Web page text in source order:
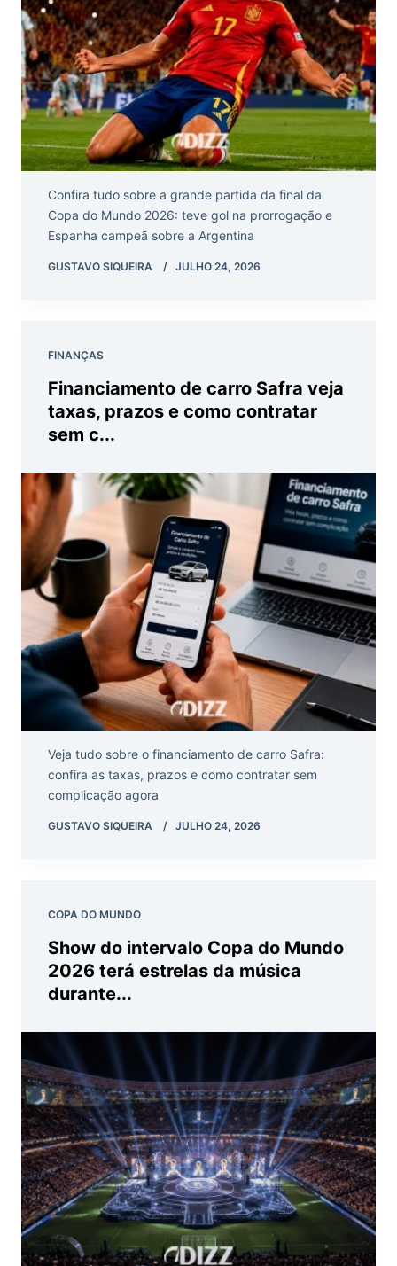
Confira tudo sobre a grande partida da final da
Copa do Mundo 2026: teve gol na prorrogação e
Espanha campeã sobre a Argentina
GUSTAVO SIQUEIRA JULHO 24, 2026
FINANÇAS
Financiamento de carro Safra veja
taxas, prazos e como contratar
sem c...
Veja tudo sobre o financiamento de carro Safra:
confira as taxas, prazos e como contratar sem
complicação agora
GUSTAVO SIQUEIRA JULHO 24, 2026
COPA DO MUNDO
Show do intervalo Copa do Mundo
2026 terá estrelas da música
durante...